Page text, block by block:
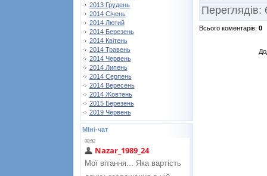
2013 Грудень
2014 Січень
2014 Лютий
2014 Березень
2014 Квітень
2014 Травень
2014 Червень
2014 Липень
2014 Серпень
2014 Вересень
2014 Жовтень
2015 Березень
2019 Червень
Міні-чат
Переглядів:
Всього коментарів: 0